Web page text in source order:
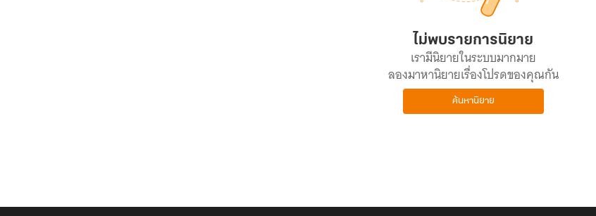
ไม่พบรายการนิยาย
เรามีนิยายในระบบมากมาย
ลองมาหานิยายเรื่องโปรดของคุณกัน
ค้นหานิยาย